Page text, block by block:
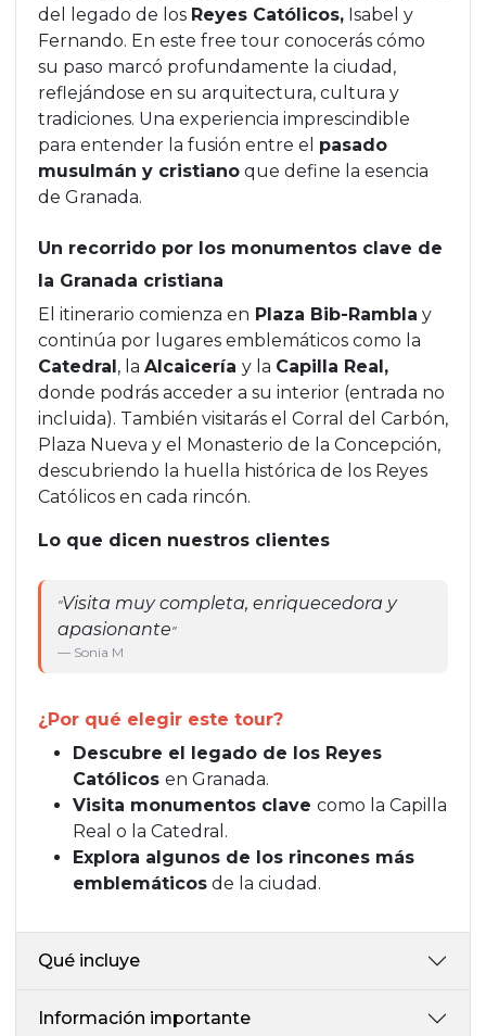
del legado de los Reyes Católicos, Isabel y
Fernando. En este free tour conocerás cómo
su paso marcó profundamente la ciudad,
reflejándose en su arquitectura, cultura y
tradiciones. Una experiencia imprescindible
para entender la fusión entre el pasado
musulmán y cristiano que define la esencia
de Granada.
Un recorrido por los monumentos clave de
la Granada cristiana
El itinerario comienza en Plaza Bib-Rambla y
continúa por lugares emblemáticos como la
Catedral, la Alcaicería y la Capilla Real,
donde podrás acceder a su interior (entrada no
incluida). También visitarás el Corral del Carbón,
Plaza Nueva y el Monasterio de la Concepción,
descubriendo la huella histórica de los Reyes
Católicos en cada rincón.
Lo que dicen nuestros clientes
"Visita muy completa, enriquecedora y
apasionante"
— Sonia M
¿Por qué elegir este tour?
Descubre el legado de los Reyes
Católicos en Granada.
Visita monumentos clave como la Capilla
Real o la Catedral.
Explora algunos de los rincones más
emblemáticos de la ciudad.
Qué incluye
Información importante